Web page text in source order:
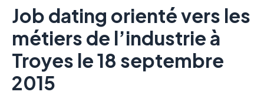
Job dating orienté vers les
métiers de l’industrie à
Troyes le 18 septembre
2015